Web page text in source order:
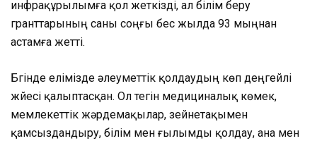
инфрақұрылымға қол жеткізді, ал білім беру
гранттарының саны соңғы бес жылда 93 мыңнан
астамға жетті.
Бүгінде елімізде әлеуметтік қолдаудың көп деңгейлі
жүйесі қалыптасқан. Ол тегін медициналық көмек,
мемлекеттік жәрдемақылар, зейнетақымен
қамсыздандыру, білім мен ғылымды қолдау, ана мен